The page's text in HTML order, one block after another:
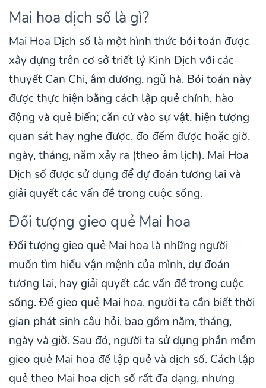
Mai hoa dịch số là gì?
Mai Hoa Dịch số là một hình thức bói toán được
xây dựng trên cơ sở triết lý Kinh Dịch với các
thuyết Can Chi, âm dương, ngũ hà. Bói toán này
được thực hiện bằng cách lập quẻ chính, hào
động và quẻ biến; căn cứ vào sự vật, hiện tượng
quan sát hay nghe được, đo đếm được hoặc giờ,
ngày, tháng, năm xảy ra (theo âm lịch). Mai Hoa
Dịch số được sử dụng để dự đoán tương lai và
giải quyết các vấn đề trong cuộc sống.
Đối tượng gieo quẻ Mai hoa
Đối tượng gieo quẻ Mai hoa là những người
muốn tìm hiểu vận mệnh của mình, dự đoán
tương lai, hay giải quyết các vấn đề trong cuộc
sống. Để gieo quẻ Mai hoa, người ta cần biết thời
gian phát sinh câu hỏi, bao gồm năm, tháng,
ngày và giờ. Sau đó, người ta sử dụng phần mềm
gieo quẻ Mai hoa để lập quẻ và dịch số. Cách lập
quẻ theo Mai hoa dịch số rất đa dạng, nhưng